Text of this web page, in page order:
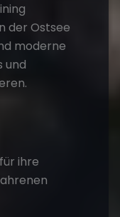
der Ostsee
moderne
und
ihre